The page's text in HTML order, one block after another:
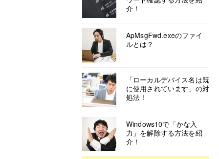
介！
ApMsgFwd.exeのファイ
ルとは？
「ローカルデバイス名は既
に使用されています」の対
処法！
Windows10で「かな入
力」を解除する方法を紹
介！